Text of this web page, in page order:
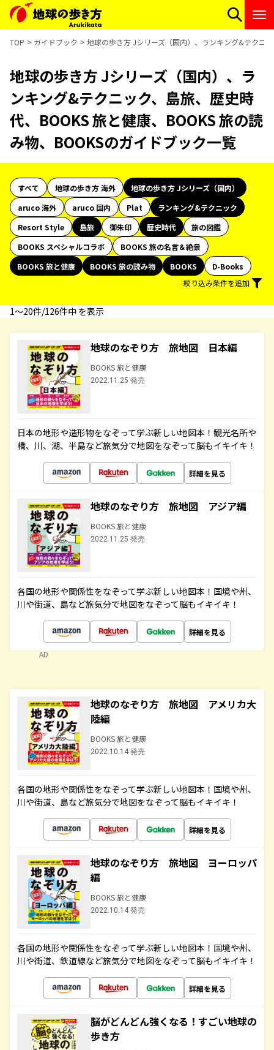
TOP ガイドブック 地球の歩き方 Jシリーズ（国内）、ランキング&テクニ
地球の歩き方 Jシリーズ（国内）、ラ
ンキング&テクニック、島旅、歴史時
代、BOOKS 旅と健康、BOOKS 旅の読
み物、BOOKSのガイドブック一覧
すべて 地球の歩き方 海外
地球の歩き方 Jシリーズ（国内）
aruco 海外
aruco 国内 Plat
ランキング&テクニック
Resort Style
島旅 御朱印 歴史時代
旅の図鑑
BOOKS スペシャルコラボ
BOOKS 旅の名言＆絶景
BOOKS 旅と健康
BOOKS 旅の読み物 BOOKS
D-Books
絞り込み条件を追加
1〜20件/126件中 を表示
地球のなぞり方 旅地図 日本編
BOOKS 旅と健康
2022.11.25 発売
日本の地形や造形物をなぞって学ぶ新しい地図本！観光名所や
橋、川、湖、半島など旅気分で地図をなぞって脳もイキイキ！
詳細を見る
地球のなぞり方 旅地図 アジア編
BOOKS 旅と健康
2022.11.25 発売
各国の地形や関係性をなぞって学ぶ新しい地図本！国境や州、
川や街道、島など旅気分で地図をなぞって脳もイキイキ！
詳細を見る
AD
地球のなぞり方 旅地図 アメリカ大
陸編
BOOKS 旅と健康
2022.10.14 発売
各国の地形や関係性をなぞって学ぶ新しい地図本！国境や州、
川や街道、島など旅気分で地図をなぞって脳もイキイキ！
詳細を見る
地球のなぞり方 旅地図 ヨーロッパ
編
BOOKS 旅と健康
2022.10.14 発売
各国の地形や関係性をなぞって学ぶ新しい地図本！国境や州、
川や街道、鉄道線など旅気分で地図をなぞって脳もイキイキ！
詳細を見る
脳がどんどん強くなる！すごい地球の
歩き方